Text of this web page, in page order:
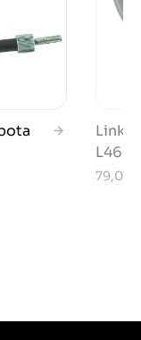
Linka
79,00